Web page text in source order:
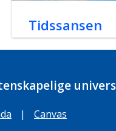
Tidssansen
| Canvas